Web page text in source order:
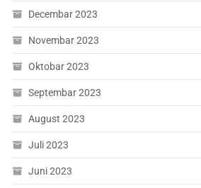
Decembar 2023
Novembar 2023
Oktobar 2023
Septembar 2023
August 2023
Juli 2023
Juni 2023